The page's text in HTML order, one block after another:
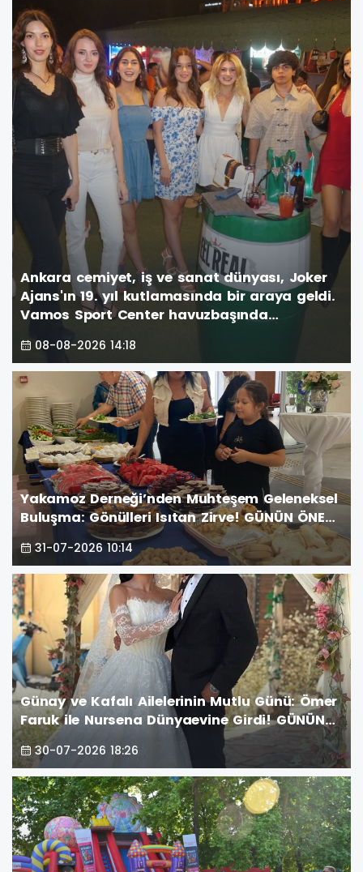
Ankara cemiyet, iş ve sanat dünyası, Joker
Ajans'ın 19. yıl kutlamasında bir araya geldi.
Vamos Sport Center havuzbaşında
08-08-2026 14:18
Yakamoz Derneği’nden Muhteşem Geleneksel
Buluşma: Gönülleri Isıtan Zirve! GÜNÜN ÖNE
ÇIKAN FOTOĞRAF KARELERİ
31-07-2026 10:14
Günay ve Kafalı Ailelerinin Mutlu Günü: Ömer
Faruk ile Nursena Dünyaevine Girdi! GÜNÜN
ÖNE ÇIKAN FOTOĞRAF KARELERİ
30-07-2026 18:26